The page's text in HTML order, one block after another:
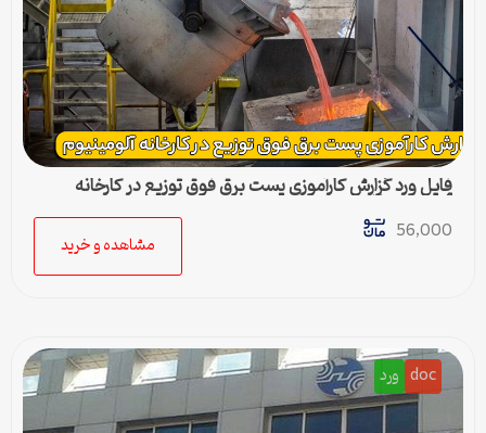
فایل ورد گزارش کارآموزی پست برق فوق توزیع در کارخانه
آلومینیوم اراک
56,000
مشاهده و خرید
doc ورد